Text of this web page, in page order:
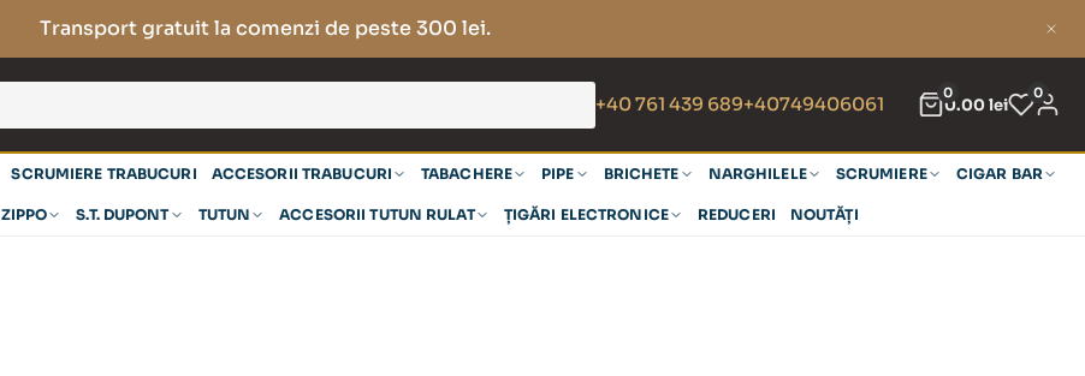
Transport gratuit la comenzi de peste 300 lei.
+40 761 439 689+40749406061 0
0.00lei
0
SCRUMIERE TRABUCURI ACCESORII TRABUCURI TABACHERE PIPE BRICHETE NARGHILELE SCRUMIERE CIGAR BAR
ZIPPO S.T. DUPONT TUTUN ACCESORII TUTUN RULAT ȚIGĂRI ELECTRONICE REDUCERI NOUTĂȚI